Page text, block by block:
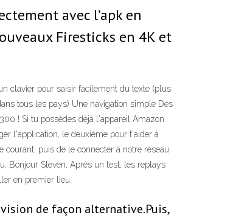
avec l’apk en
Firesticks en 4K et
clavier pour saisir facilement du texte (plus
tous les pays) Une navigation simple Des
! Si tu possèdes déjà l'appareil Amazon
l'application, le deuxième pour t'aider à
courant, puis de le connecter à notre réseau
Bonjour Steven, Après un test, les replays
en premier lieu.
de façon alternative.Puis,